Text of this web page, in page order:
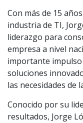
Con más de 15
industria de TI,
liderazgo para
empresa a nivel
importante
soluciones
las necesidades de
Conocido por su
resultados, Jorge